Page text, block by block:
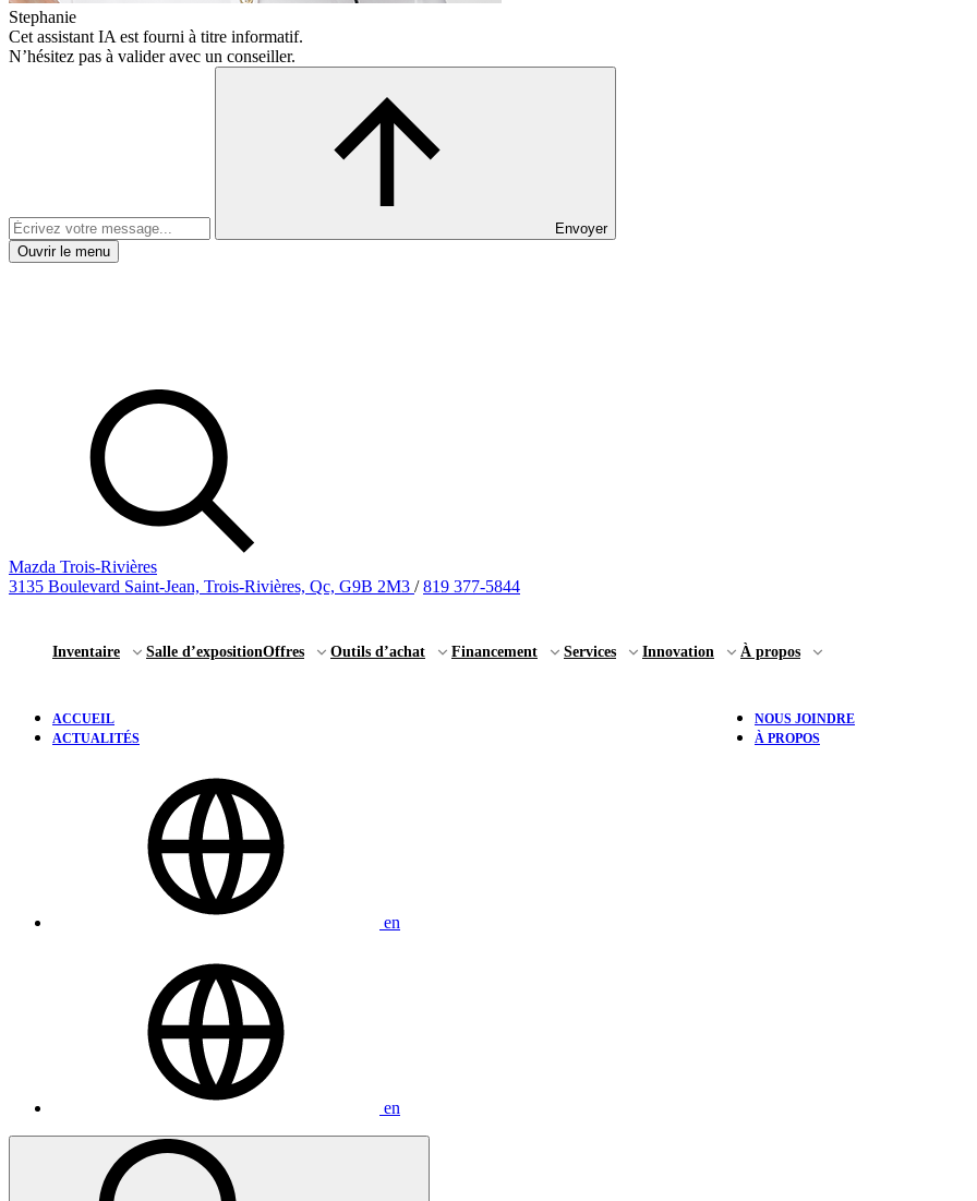
Stephanie
Cet assistant IA est fourni à titre informatif.
N’hésitez pas à valider avec un conseiller.
Envoyer
Ouvrir le menu
Mazda Trois-Rivières
3135 Boulevard Saint-Jean, Trois-Rivières, Qc, G9B 2M3 / 819 377-5844
Inventaire Salle d’expositionOffres Outils d’achat Financement Services Innovation À propos
ACCUEIL
NOUS JOINDRE
ACTUALITÉS
À PROPOS
en
en